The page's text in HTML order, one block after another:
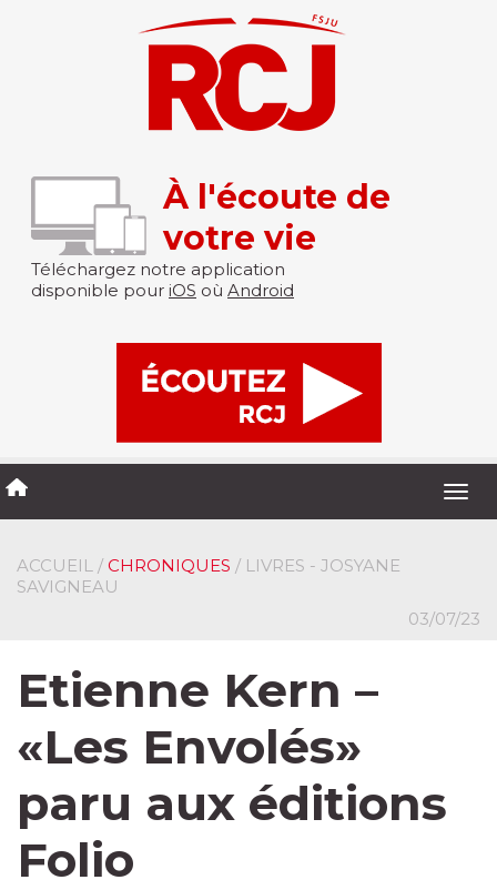
À l'écoute de
votre vie
Téléchargez notre application
disponible pour iOS où Android
ACCUEIL / CHRONIQUES / LIVRES - JOSYANE
SAVIGNEAU
03/07/23
Etienne Kern –
«Les Envolés»
paru aux éditions
Folio